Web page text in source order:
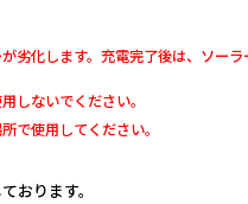
劣化します。充電完了後は、ソーラ
しないでください。
で使用してください。
おります。